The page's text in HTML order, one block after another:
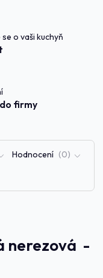
o vaši kuchyň
firmy
Hodnocení 0
nerezová -